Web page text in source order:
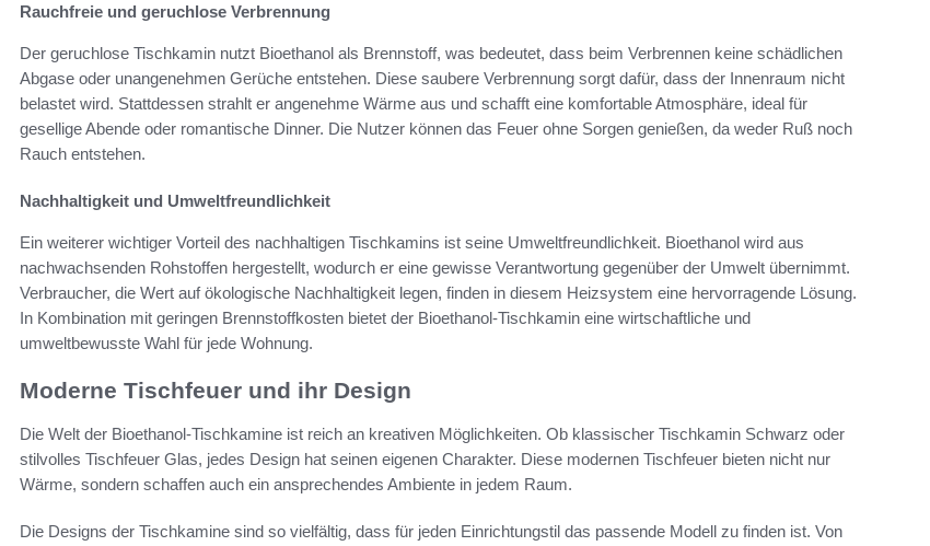
Rauchfreie und geruchlose Verbrennung
Der geruchlose Tischkamin nutzt Bioethanol als Brennstoff, was bedeutet, dass beim Verbrennen keine schädlichen
Abgase oder unangenehmen Gerüche entstehen. Diese saubere Verbrennung sorgt dafür, dass der Innenraum nicht
belastet wird. Stattdessen strahlt er angenehme Wärme aus und schafft eine komfortable Atmosphäre, ideal für
gesellige Abende oder romantische Dinner. Die Nutzer können das Feuer ohne Sorgen genießen, da weder Ruß noch
Rauch entstehen.
Nachhaltigkeit und Umweltfreundlichkeit
Ein weiterer wichtiger Vorteil des nachhaltigen Tischkamins ist seine Umweltfreundlichkeit. Bioethanol wird aus
nachwachsenden Rohstoffen hergestellt, wodurch er eine gewisse Verantwortung gegenüber der Umwelt übernimmt.
Verbraucher, die Wert auf ökologische Nachhaltigkeit legen, finden in diesem Heizsystem eine hervorragende Lösung.
In Kombination mit geringen Brennstoffkosten bietet der Bioethanol-Tischkamin eine wirtschaftliche und
umweltbewusste Wahl für jede Wohnung.
Moderne Tischfeuer und ihr Design
Die Welt der Bioethanol-Tischkamine ist reich an kreativen Möglichkeiten. Ob klassischer Tischkamin Schwarz oder
stilvolles Tischfeuer Glas, jedes Design hat seinen eigenen Charakter. Diese modernen Tischfeuer bieten nicht nur
Wärme, sondern schaffen auch ein ansprechendes Ambiente in jedem Raum.
Die Designs der Tischkamine sind so vielfältig, dass für jeden Einrichtungstil das passende Modell zu finden ist. Von